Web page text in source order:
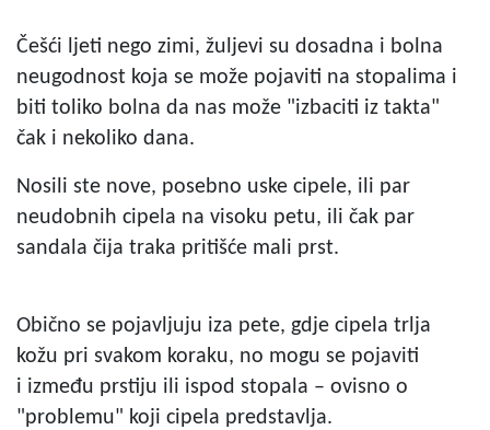
Češći ljeti nego zimi, žuljevi su dosadna i bolna
neugodnost koja se može pojaviti na stopalima i
biti toliko bolna da nas može "izbaciti iz takta"
čak i nekoliko dana.
Nosili ste nove, posebno uske cipele, ili par
neudobnih cipela na visoku petu, ili čak par
sandala čija traka pritišće mali prst.
Obično se pojavljuju iza pete, gdje cipela trlja
kožu pri svakom koraku, no mogu se pojaviti
i između prstiju ili ispod stopala – ovisno o
"problemu" koji cipela predstavlja.